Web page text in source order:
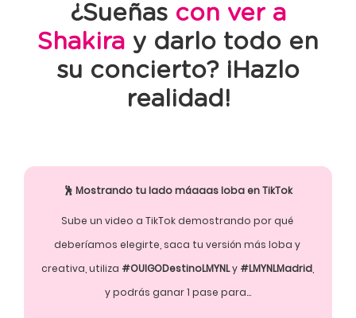
¿Sueñas con ver a
Shakira y darlo todo en
su concierto? ¡Hazlo
realidad!
🕺 Mostrando tu lado máaaas loba en TikTok
Sube un video a TikTok demostrando por qué
deberíamos elegirte, saca tu versión más loba y
creativa, utiliza #OUIGODestinoLMYNLy #LMYNLMadrid
y podrás ganar 1 pase para...